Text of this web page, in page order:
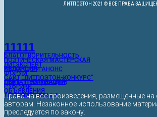
ЛИТПОЭТОН 2021 © ВСЕ ПРАВА
11111
БЛАГОТВОРИТЕЛЬНОСТЬ
ПОЭТИЧЕСКАЯ МАСТЕРСКАЯ
ЛИТЭКСПЕРТ
АВТОРСКИЙ АНОНС
РЕДАКЦИЯ
ФОРУМ
САЙТ "ЛИТПОЭТОН-КОНКУРС"
САЙТ "ГРАЖДАНИНЪ"
ЛЕНТА ПУБЛИКАЦИЙ
РУБРИКИ
ОБЪЯВЛЕНИЯ
ЛИЧНЫЙ КАБИНЕТ
Права на все произведения, размещённые на
авторам. Незаконное использование
преследуется по закону.